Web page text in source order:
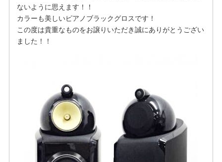
ないように思えます！！
カラーも美しいピアノブラックグロスです！
この度は貴重なものをお譲りいただき誠にありがとうござい
ました！！